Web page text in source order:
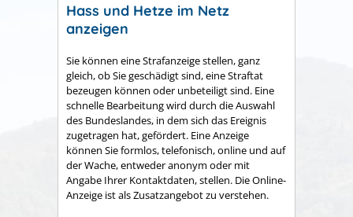
Hass und Hetze im Netz
anzeigen
Sie können eine Strafanzeige stellen, ganz
gleich, ob Sie geschädigt sind, eine Straftat
bezeugen können oder unbeteiligt sind. Eine
schnelle Bearbeitung wird durch die Auswahl
des Bundeslandes, in dem sich das Ereignis
zugetragen hat, gefördert. Eine Anzeige
können Sie formlos, telefonisch, online und auf
der Wache, entweder anonym oder mit
Angabe Ihrer Kontaktdaten, stellen. Die Online-
Anzeige ist als Zusatzangebot zu verstehen.